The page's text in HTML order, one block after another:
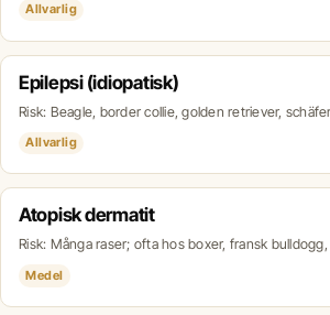
Allvarlig
Epilepsi (idiopatisk)
Risk: Beagle, border collie, golden retriever,
Allvarlig
Atopisk dermatit
Risk: Många raser; ofta hos boxer, fransk
Medel